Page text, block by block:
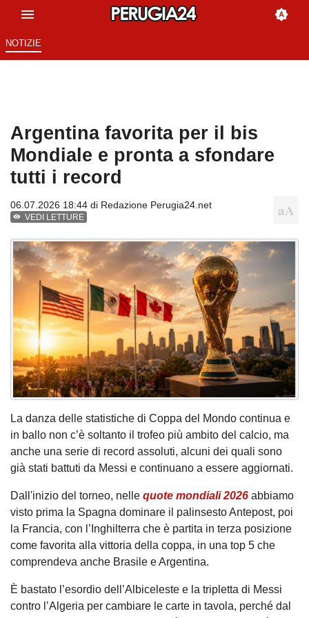
NOTIZIE
Argentina favorita per il bis
Mondiale e pronta a sfondare
tutti i record
06.07.2026 18:44 di Redazione Perugia24.net
VEDI LETTURE
La danza delle statistiche di Coppa del Mondo continua e
in ballo non c’è soltanto il trofeo più ambito del calcio, ma
anche una serie di record assoluti, alcuni dei quali sono
già stati battuti da Messi e continuano a essere aggiornati.
Dall'inizio del torneo, nelle quote mondiali 2026 abbiamo
visto prima la Spagna dominare il palinsesto Antepost, poi
la Francia, con l’Inghilterra che è partita in terza posizione
come favorita alla vittoria della coppa, in una top 5 che
comprendeva anche Brasile e Argentina.
È bastato l’esordio dell’Albiceleste e la tripletta di Messi
contro l’Algeria per cambiare le carte in tavola, perché dal